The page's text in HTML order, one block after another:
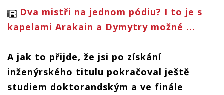
Dva mistři na jednom pódiu? I to je s
kapelami Arakain a Dymytry možné ...
A jak to přijde, že jsi po získání
inženýrského titulu pokračoval ještě
studiem doktorandským a ve finále